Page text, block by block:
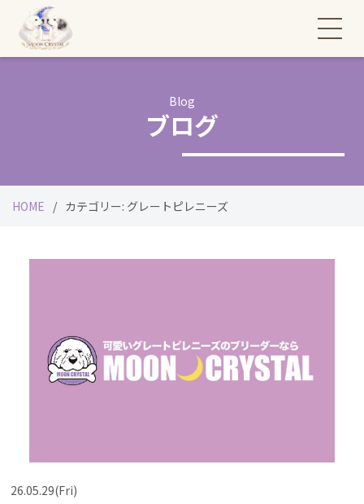
Blog
ブログ
HOME カテゴリー: グレートピレニーズ
26.05.29(Fri)